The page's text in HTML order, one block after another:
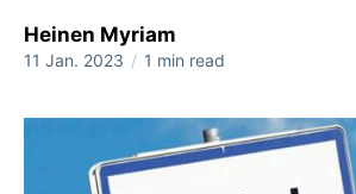
Heinen Myriam
11 Jan. 2023 / 1 min read